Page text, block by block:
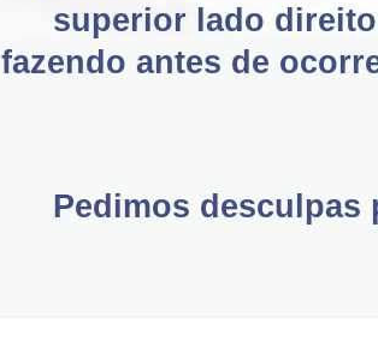
superior lado
fazendo antes de
Pedimos